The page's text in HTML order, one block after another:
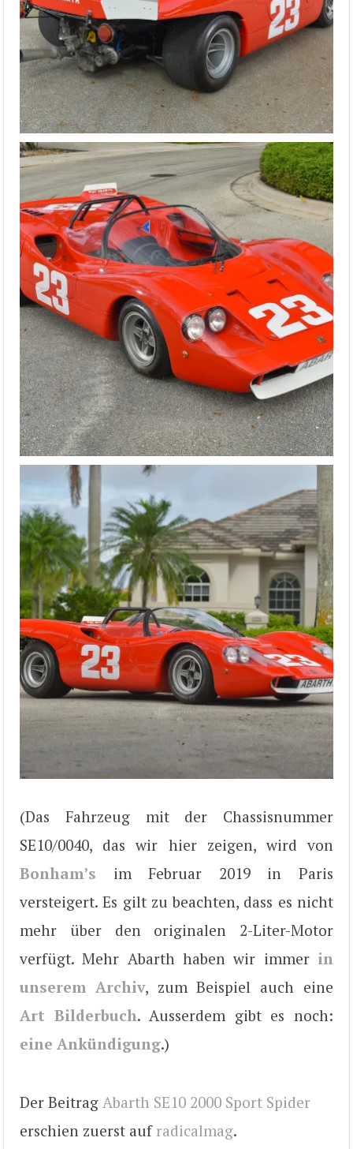
(Das Fahrzeug mit der Chassisnummer
SE10/0040, das wir hier zeigen, wird von
Bonham’s im Februar 2019 in Paris
versteigert. Es gilt zu beachten, dass es nicht
mehr über den originalen 2-Liter-Motor
verfügt. Mehr Abarth haben wir immer in
unserem Archiv, zum Beispiel auch eine
Art Bilderbuch. Ausserdem gibt es noch:
eine Ankündigung.)
Der Beitrag Abarth SE10 2000 Sport Spider
erschien zuerst auf radicalmag.